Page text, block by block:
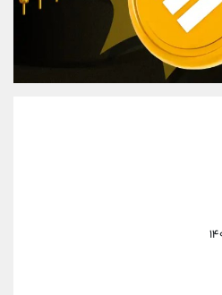
09927779040
شروع گفتگو
@Armteam_admin_por